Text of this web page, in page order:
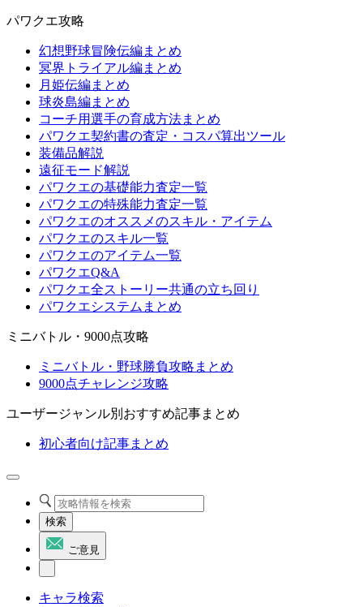
パワクエ攻略
幻想野球冒険伝編まとめ
冥界トライアル編まとめ
月姫伝編まとめ
球炎島編まとめ
コーチ用選手の育成方法まとめ
パワクエ契約書の査定・コスパ算出ツール
装備品解説
遠征モード解説
パワクエの基礎能力査定一覧
パワクエの特殊能力査定一覧
パワクエのオススメのスキル・アイテム
パワクエのスキル一覧
パワクエのアイテム一覧
パワクエQ&A
パワクエ全ストーリー共通の立ち回り
パワクエシステムまとめ
ミニバトル・9000点攻略
ミニバトル・野球勝負攻略まとめ
9000点チャレンジ攻略
ユーザージャンル別おすすめ記事まとめ
初心者向け記事まとめ
検索
ご意見
キャラ検索